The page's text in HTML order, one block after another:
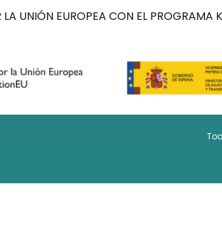
UNIÓN EUROPEA CON EL PROGRAMA